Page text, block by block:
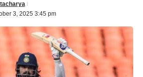
3, 2025 3:45 pm